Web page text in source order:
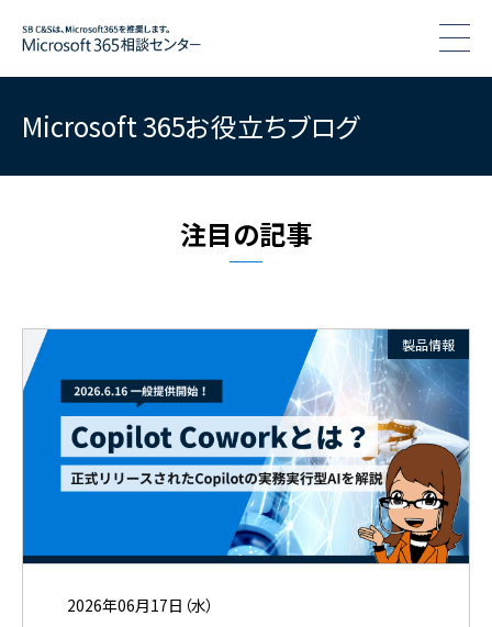
Microsoft 365お役立ちブログ
注目の記事
製品情報
2026年06月17日（水）